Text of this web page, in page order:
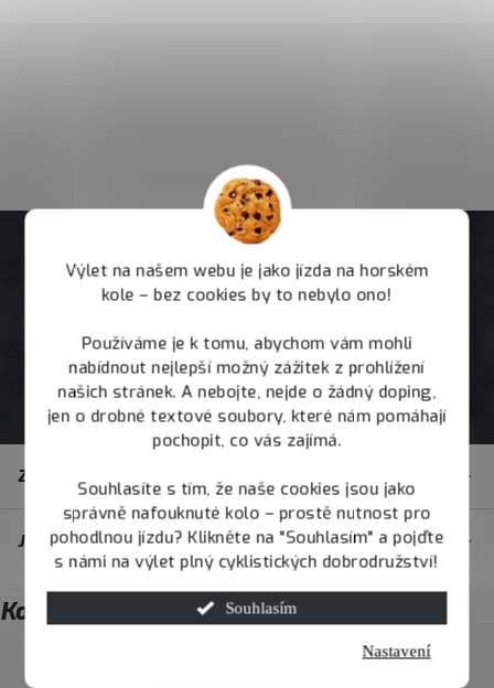
Výlet na našem webu je jako jízda na horském
kole – bez cookies by to nebylo ono!
Používáme je k tomu, abychom vám mohli
nabídnout nejlepší možný zážitek z prohlížení
našich stránek. A nebojte, nejde o žádný doping,
jen o drobné textové soubory, které nám pomáhají
pochopit, co vás zajímá.
Souhlasíte s tím, že naše cookies jsou jako
správně nafouknuté kolo – prostě nutnost pro
pohodlnou jízdu? Klikněte na "Souhlasím" a pojďte
s námi na výlet plný cyklistických dobrodružství!
Souhlasím
Nastavení
t
í
Zákaznický servis
JOY.BIKE
Kontakt